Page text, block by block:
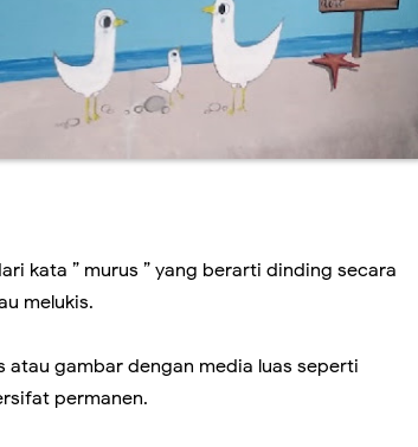
Hiasi Ruangan Tanpa Mahal
Tema Taman Terbaik
kata ” murus ” yang berarti dinding secara
melukis.
atau gambar dengan media luas seperti
permanen.